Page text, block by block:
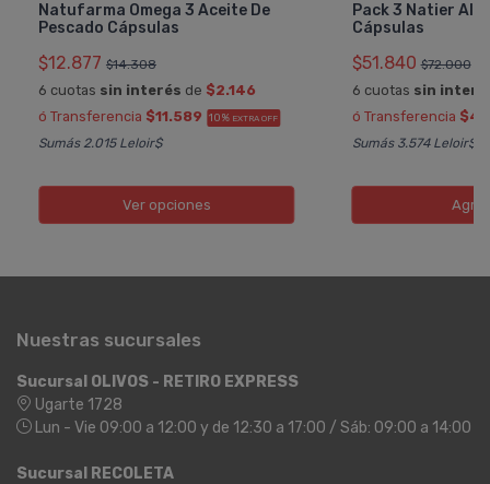
Natufarma Omega 3 Aceite De
Pescado Cápsulas
$12.877 $14.308
6 cuotas sin interés de $2.146
ó Transferencia $11.589 10% EXTRA OFF
Sumás 2.015 Leloir$
Ver opciones
Pack 3 Natier
Cápsulas
$51.840 $72.000
6 cuotas sin
ó Transferencia
Sumás 3.574 Leloir$
Nuestras sucursales
Sucursal OLIVOS - RETIRO EXPRESS
Ugarte 1728
Lun - Vie 09:00 a 12:00 y de 12:30 a 17:00 / Sáb: 09:00 a 14:00
Sucursal RECOLETA